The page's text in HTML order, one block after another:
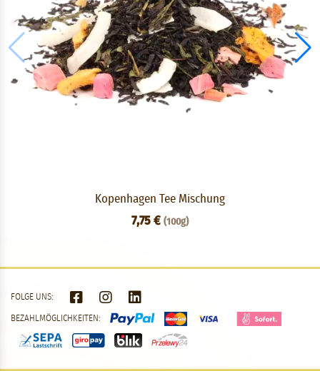
Kopenhagen Tee Mischung
7,75 € (100g)
FOLGE UNS:
BEZAHLMÖGLICHKEITEN: